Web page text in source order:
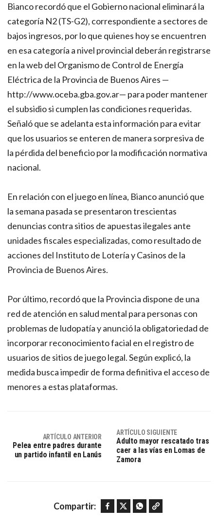
Bianco recordó que el Gobierno nacional eliminará la
categoría N2 (TS-G2), correspondiente a sectores de
bajos ingresos, por lo que quienes hoy se encuentren
en esa categoría a nivel provincial deberán registrarse
en la web del Organismo de Control de Energía
Eléctrica de la Provincia de Buenos Aires —
http://www.oceba.gba.gov.ar— para poder mantener
el subsidio si cumplen las condiciones requeridas.
Señaló que se adelanta esta información para evitar
que los usuarios se enteren de manera sorpresiva de
la pérdida del beneficio por la modificación normativa
nacional.
En relación con el juego en línea, Bianco anunció que
la semana pasada se presentaron trescientas
denuncias contra sitios de apuestas ilegales ante
unidades fiscales especializadas, como resultado de
acciones del Instituto de Lotería y Casinos de la
Provincia de Buenos Aires.
Por último, recordó que la Provincia dispone de una
red de atención en salud mental para personas con
problemas de ludopatía y anunció la obligatoriedad de
incorporar reconocimiento facial en el registro de
usuarios de sitios de juego legal. Según explicó, la
medida busca impedir de forma definitiva el acceso de
menores a estas plataformas.
ARTÍCULO ANTERIOR
Pelea entre padres durante
un partido infantil en Lanús
ARTÍCULO SIGUIENTE
Adulto mayor rescatado tras
caer a las vías en Lomas de
Zamora
Compartir: Facebook Twitter WhatsApp Copy link